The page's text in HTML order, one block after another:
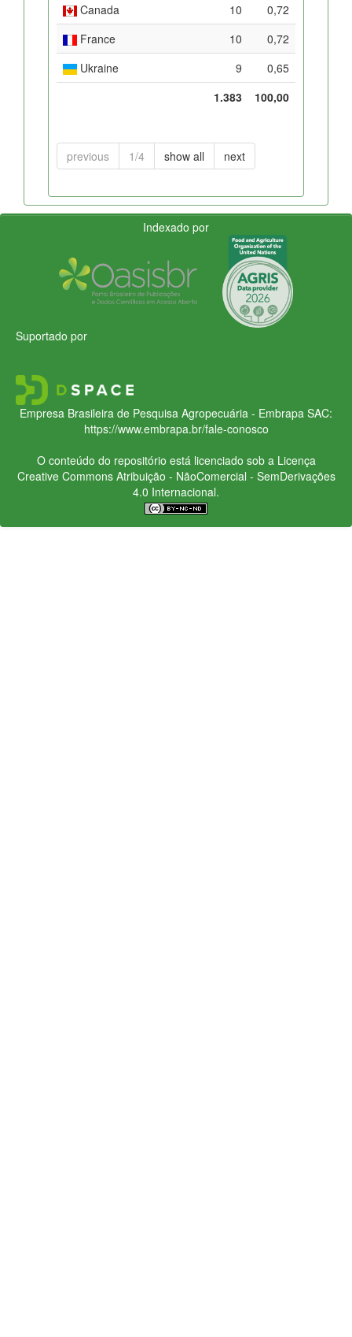
Canada
10
0,72
France
10
0,72
Ukraine
9
0,65
1.383
100,00
previous 1/4 show all next
Indexado por
Suportado por
Empresa Brasileira de Pesquisa Agropecuária - Embrapa SAC:
https://www.embrapa.br/fale-conosco
O conteúdo do repositório está licenciado sob a Licença
Creative CommonsAtribuição - NãoComercial - SemDerivações
4.0 Internacional.